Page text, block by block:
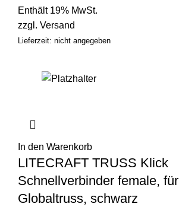
Enthält 19% MwSt.
zzgl. Versand
Lieferzeit: nicht angegeben
In den Warenkorb
LITECRAFT TRUSS Klick
Schnellverbinder female, für
Globaltruss, schwarz